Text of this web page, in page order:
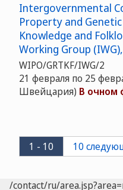
Intergovernmental
Property and
Knowledge and
Working Group
WIPO/GRTKF/IWG/2
21 февраля по 25
Швейцария) В очном
1 - 10 10
/contact/ru/